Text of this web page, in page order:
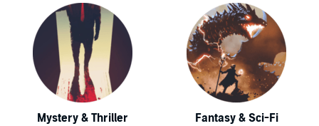
Mystery & Thriller
Fantasy & Sci-Fi